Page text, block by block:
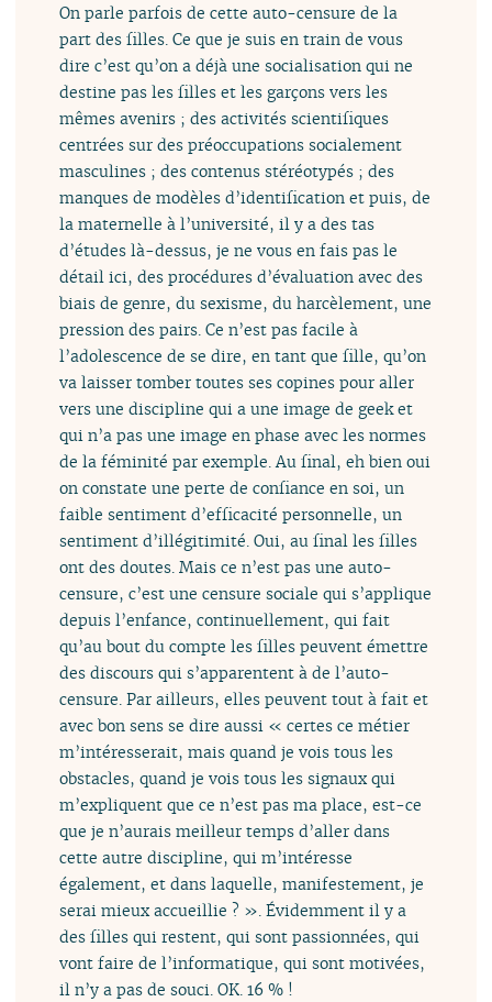
On parle parfois de cette auto-censure de la
part des filles. Ce que je suis en train de vous
dire c’est qu’on a déjà une socialisation qui ne
destine pas les filles et les garçons vers les
mêmes avenirs ; des activités scientifiques
centrées sur des préoccupations socialement
masculines ; des contenus stéréotypés ; des
manques de modèles d’identification et puis, de
la maternelle à l’université, il y a des tas
d’études là-dessus, je ne vous en fais pas le
détail ici, des procédures d’évaluation avec des
biais de genre, du sexisme, du harcèlement, une
pression des pairs. Ce n’est pas facile à
l’adolescence de se dire, en tant que fille, qu’on
va laisser tomber toutes ses copines pour aller
vers une discipline qui a une image de geek et
qui n’a pas une image en phase avec les normes
de la féminité par exemple. Au final, eh bien oui
on constate une perte de confiance en soi, un
faible sentiment d’efficacité personnelle, un
sentiment d’illégitimité. Oui, au final les filles
ont des doutes. Mais ce n’est pas une auto-
censure, c’est une censure sociale qui s’applique
depuis l’enfance, continuellement, qui fait
qu’au bout du compte les filles peuvent émettre
des discours qui s’apparentent à de l’auto-
censure. Par ailleurs, elles peuvent tout à fait et
avec bon sens se dire aussi « certes ce métier
m’intéresserait, mais quand je vois tous les
obstacles, quand je vois tous les signaux qui
m’expliquent que ce n’est pas ma place, est-ce
que je n’aurais meilleur temps d’aller dans
cette autre discipline, qui m’intéresse
également, et dans laquelle, manifestement, je
serai mieux accueillie ? ». Évidemment il y a
des filles qui restent, qui sont passionnées, qui
vont faire de l’informatique, qui sont motivées,
il n’y a pas de souci. OK. 16 % !